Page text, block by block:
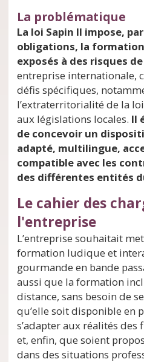
La problématique
La loi Sapin II impose,
obligations, la
exposés à des risques
entreprise internationale,
défis spécifiques,
l’extraterritorialité de la
aux législations locales. Il
de concevoir un
adapté, multilingue,
compatible avec les
des différentes entités
Le cahier des
l'entreprise
L’entreprise souhaitait
formation ludique et
gourmande en bande
aussi que la formation
distance, sans besoin de
qu’elle soit disponible en
s’adapter aux réalités
et, enfin, que soient
dans des situations